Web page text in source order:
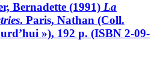
Bernadette (1991) La
. Paris, Nathan (Coll.
»), 192 p. (ISBN 2-09-